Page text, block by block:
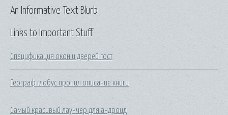
Links to Important Stuff
Спецификация окон и дверей гост
Географ глобус пропил описание книги
Самый красивый лаунчер для андроид
An Informative Text Blurb